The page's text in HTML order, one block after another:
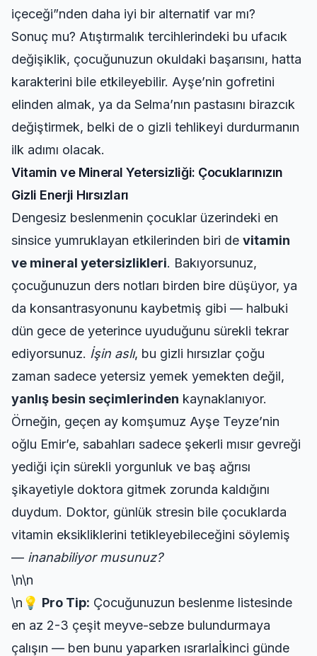
içeceği”nden daha iyi bir alternatif var mı?
Sonuç mu? Atıştırmalık tercihlerindeki bu ufacık
değişiklik, çocuğunuzun okuldaki başarısını, hatta
karakterini bile etkileyebilir. Ayşe’nin gofretini
elinden almak, ya da Selma’nın pastasını birazcık
değiştirmek, belki de o gizli tehlikeyi durdurmanın
ilk adımı olacak.
Vitamin ve Mineral Yetersizliği: Çocuklarınızın
Gizli Enerji Hırsızları
Dengesiz beslenmenin çocuklar üzerindeki en
sinsice yumruklayan etkilerinden biri de vitamin
ve mineral yetersizlikleri. Bakıyorsunuz,
çocuğunuzun ders notları birden bire düşüyor, ya
da konsantrasyonunu kaybetmiş gibi — halbuki
dün gece de yeterince uyuduğunu sürekli tekrar
ediyorsunuz. İşin aslı, bu gizli hırsızlar çoğu
zaman sadece yetersiz yemek yemekten değil,
yanlış besin seçimlerinden kaynaklanıyor.
Örneğin, geçen ay komşumuz Ayşe Teyze’nin
oğlu Emir’e, sabahları sadece şekerli mısır gevreği
yediği için sürekli yorgunluk ve baş ağrısı
şikayetiyle doktora gitmek zorunda kaldığını
duydum. Doktor, günlük stresin bile çocuklarda
vitamin eksikliklerini tetikleyebileceğini söylemiş
— inanabiliyor musunuz?
\n\n
\n💡 Pro Tip: Çocuğunuzun beslenme listesinde
en az 2-3 çeşit meyve-sebze bulundurmaya
çalışın — ben bunu yaparken ısrarlaİkinci günde